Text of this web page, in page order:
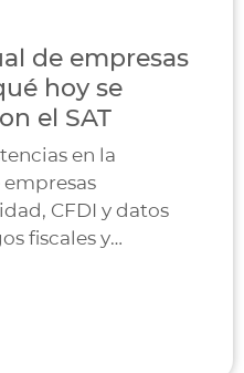
de empresas
hoy se
el SAT
en la
CFDI y datos
fiscales y